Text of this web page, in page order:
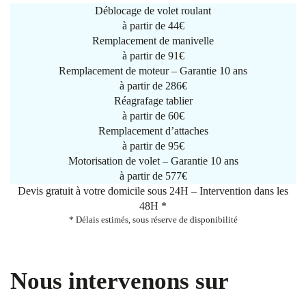
Déblocage de volet roulant
à partir de 44€
Remplacement de manivelle
à partir de 91€
Remplacement de moteur – Garantie 10 ans
à partir de 286€
Réagrafage tablier
à partir de 60€
Remplacement d’attaches
à partir de 95€
Motorisation de volet – Garantie 10 ans
à partir de 577€
Devis gratuit à votre domicile sous 24H – Intervention dans les
48H *
* Délais estimés, sous réserve de disponibilité
Nous intervenons sur